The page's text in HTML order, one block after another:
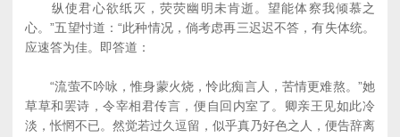
纵使君心欲纸灭，荧荧幽明未肯逝。望能体察我倾慕之
心。”五望忖道：“此种情况，倘考虑再三迟迟不答，有失体统。
应速答为佳。即答道：
“流萤不吟咏，惟身蒙火烧，怜此痴言人，苦情更难熬。”她
草草和罢诗，令宰相君传言，便自回内室了。卿亲王见如此冷
淡，怅惘不已。然觉若过久逗留，似乎真乃好色之人，便告辞离